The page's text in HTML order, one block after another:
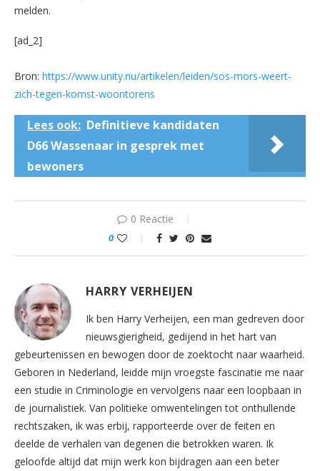
melden.
[ad_2]
Bron: https://www.unity.nu/artikelen/leiden/sos-mors-weert-
zich-tegen-komst-woontorens
Lees ook: Definitieve kandidaten
D66 Wassenaar in gesprek met
bewoners
0 Reactie
0
HARRY VERHEIJEN
Ik ben Harry Verheijen, een man gedreven door
nieuwsgierigheid, gedijend in het hart van
gebeurtenissen en bewogen door de zoektocht naar waarheid.
Geboren in Nederland, leidde mijn vroegste fascinatie me naar
een studie in Criminologie en vervolgens naar een loopbaan in
de journalistiek. Van politieke omwentelingen tot onthullende
rechtszaken, ik was erbij, rapporteerde over de feiten en
deelde de verhalen van degenen die betrokken waren. Ik
geloofde altijd dat mijn werk kon bijdragen aan een beter